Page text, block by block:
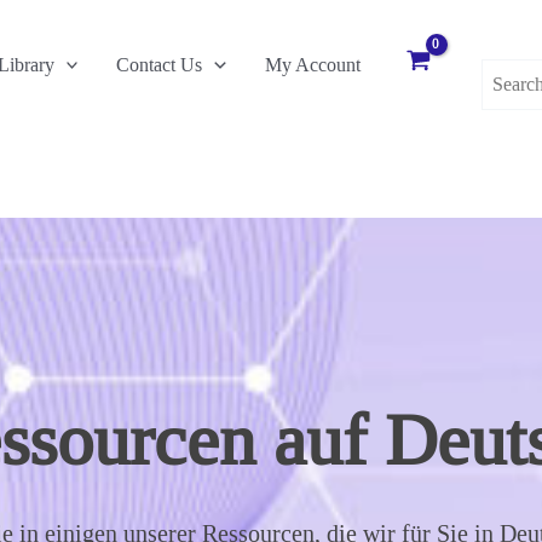
Contact Us My Account
auf
in einigen unserer Ressourcen, die wir für Sie in